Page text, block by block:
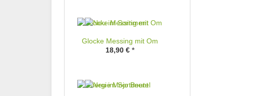
Glocke Messing mit Om
18,90 € *